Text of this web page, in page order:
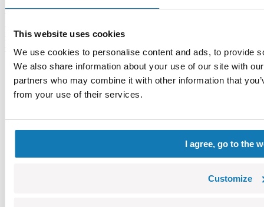
This website uses cookies
We use cookies to personalise content and ads, to provide
We also share information about your use of our site with
partners who may combine it with other information that
from your use of their services.
I agree, go to the
Customize
Warning: not suitable for children under 36 months. Contains small
parts which may cause choking hazard if swallowed. We
recommend keeping the packaging for reference. Colours and styles
may vary.
Category bestsellers